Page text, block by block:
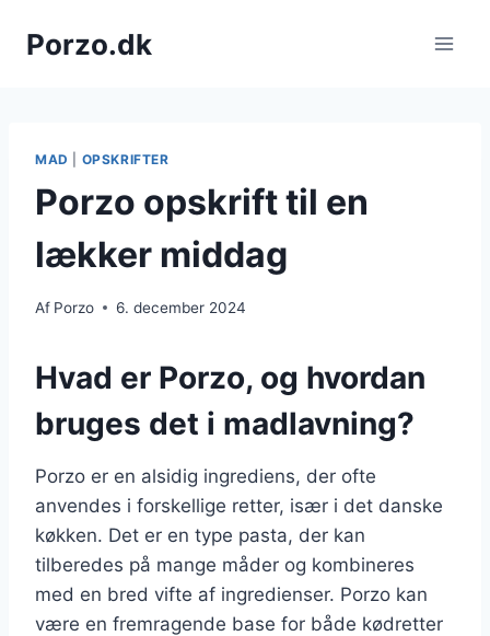
Porzo.dk
MAD OPSKRIFTER
Porzo opskrift til en
lækker middag
Af Porzo 6. december 2024
Hvad er Porzo, og hvordan
bruges det i madlavning?
Porzo er en alsidig ingrediens, der ofte
anvendes i forskellige retter, især i det danske
køkken. Det er en type pasta, der kan
tilberedes på mange måder og kombineres
med en bred vifte af ingredienser. Porzo kan
være en fremragende base for både kødretter